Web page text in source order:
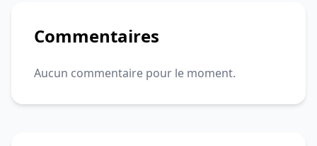
Commentaires
Aucun commentaire pour le moment.